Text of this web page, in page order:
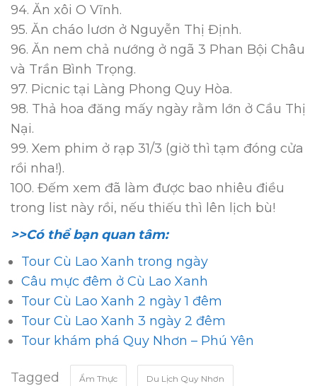
94. Ăn xôi O Vĩnh.
95. Ăn cháo lươn ở Nguyễn Thị Định.
96. Ăn nem chả nướng ở ngã 3 Phan Bội Châu
và Trần Bình Trọng.
97. Picnic tại Làng Phong Quy Hòa.
98. Thả hoa đăng mấy ngày rằm lớn ở Cầu Thị
Nại.
99. Xem phim ở rạp 31/3 (giờ thì tạm đóng cửa
rồi nha!).
100. Đếm xem đã làm được bao nhiêu điều
trong list này rồi, nếu thiếu thì lên lịch bù!
>>Có thể bạn quan tâm:
Tour Cù Lao Xanh trong ngày
Câu mực đêm ở Cù Lao Xanh
Tour Cù Lao Xanh 2 ngày 1 đêm
Tour Cù Lao Xanh 3 ngày 2 đêm
Tour khám phá Quy Nhơn – Phú Yên
Tagged Ẩm Thực Du Lịch Quy Nhơn